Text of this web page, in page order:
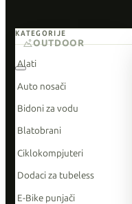
KATEGORIJE
Alati
Auto nosači
Bidoni za vodu
Blatobrani
Ciklokompjuteri
Dodaci za tubeless
E-Bike punjači
OUTDOOR